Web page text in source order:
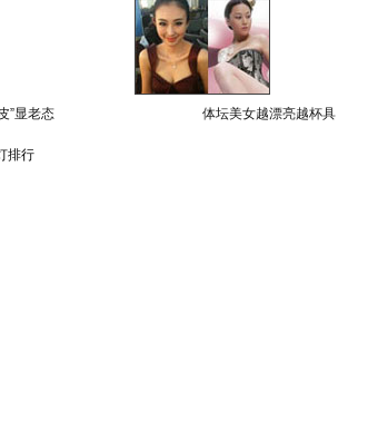
”显老态 体坛美女越漂亮越杯具
排行